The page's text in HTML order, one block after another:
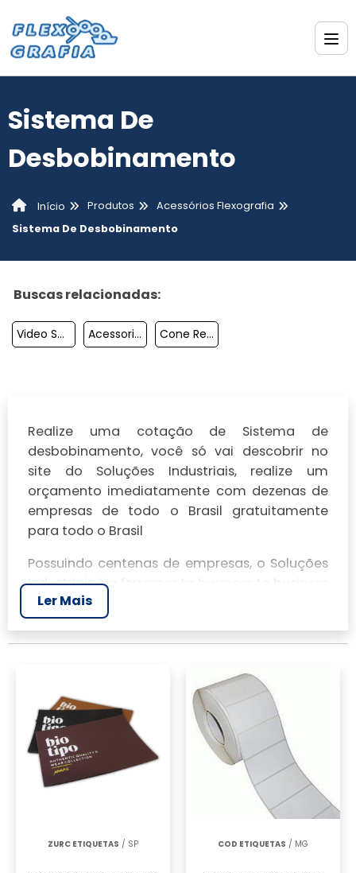
Sistema De
Desbobinamento
Início Produtos
Acessórios Flexografia
Sistema De Desbobinamento
Buscas relacionadas:
Video Scan Para Flexografia Acessorios Para Flexografia Cone Redutor Torno
Realize uma cotação de Sistema de
desbobinamento, você só vai descobrir no
site do Soluções Industriais, realize um
orçamento imediatamente com dezenas de
empresas de todo o Brasil gratuitamente
para todo o Brasil
Possuindo centenas de empresas, o Soluções
Industriais é a ferramenta business to business
mais completo da área industrial. Para
realizar um orçamento de Sistema de
desbobinamento, clique em um ou mais dos
Ler Mais
ZURC ETIQUETAS / SP COD ETIQUETAS / MG